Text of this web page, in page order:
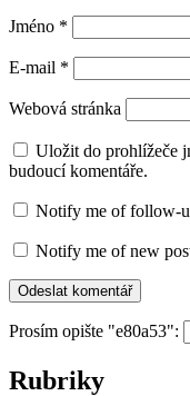
Jméno *
E-mail *
Webová stránka
Uložit do prohlížeče
budoucí komentáře.
Notify me of follow-
Notify me of new
Prosím opište "e80a53":
Rubriky